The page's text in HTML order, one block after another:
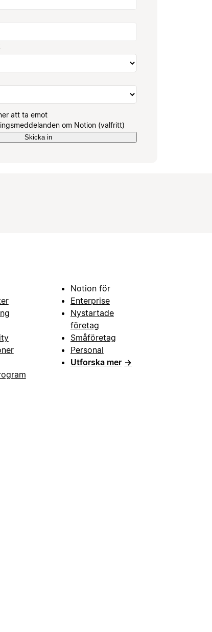
att ta emot
om Notion (valfritt)
Skicka in
Notion för
Enterprise
Nystartade
företag
Småföretag
Personal
Utforska mer →